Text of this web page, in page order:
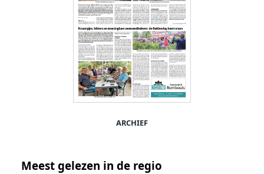
ARCHIEF
Meest gelezen in de regio